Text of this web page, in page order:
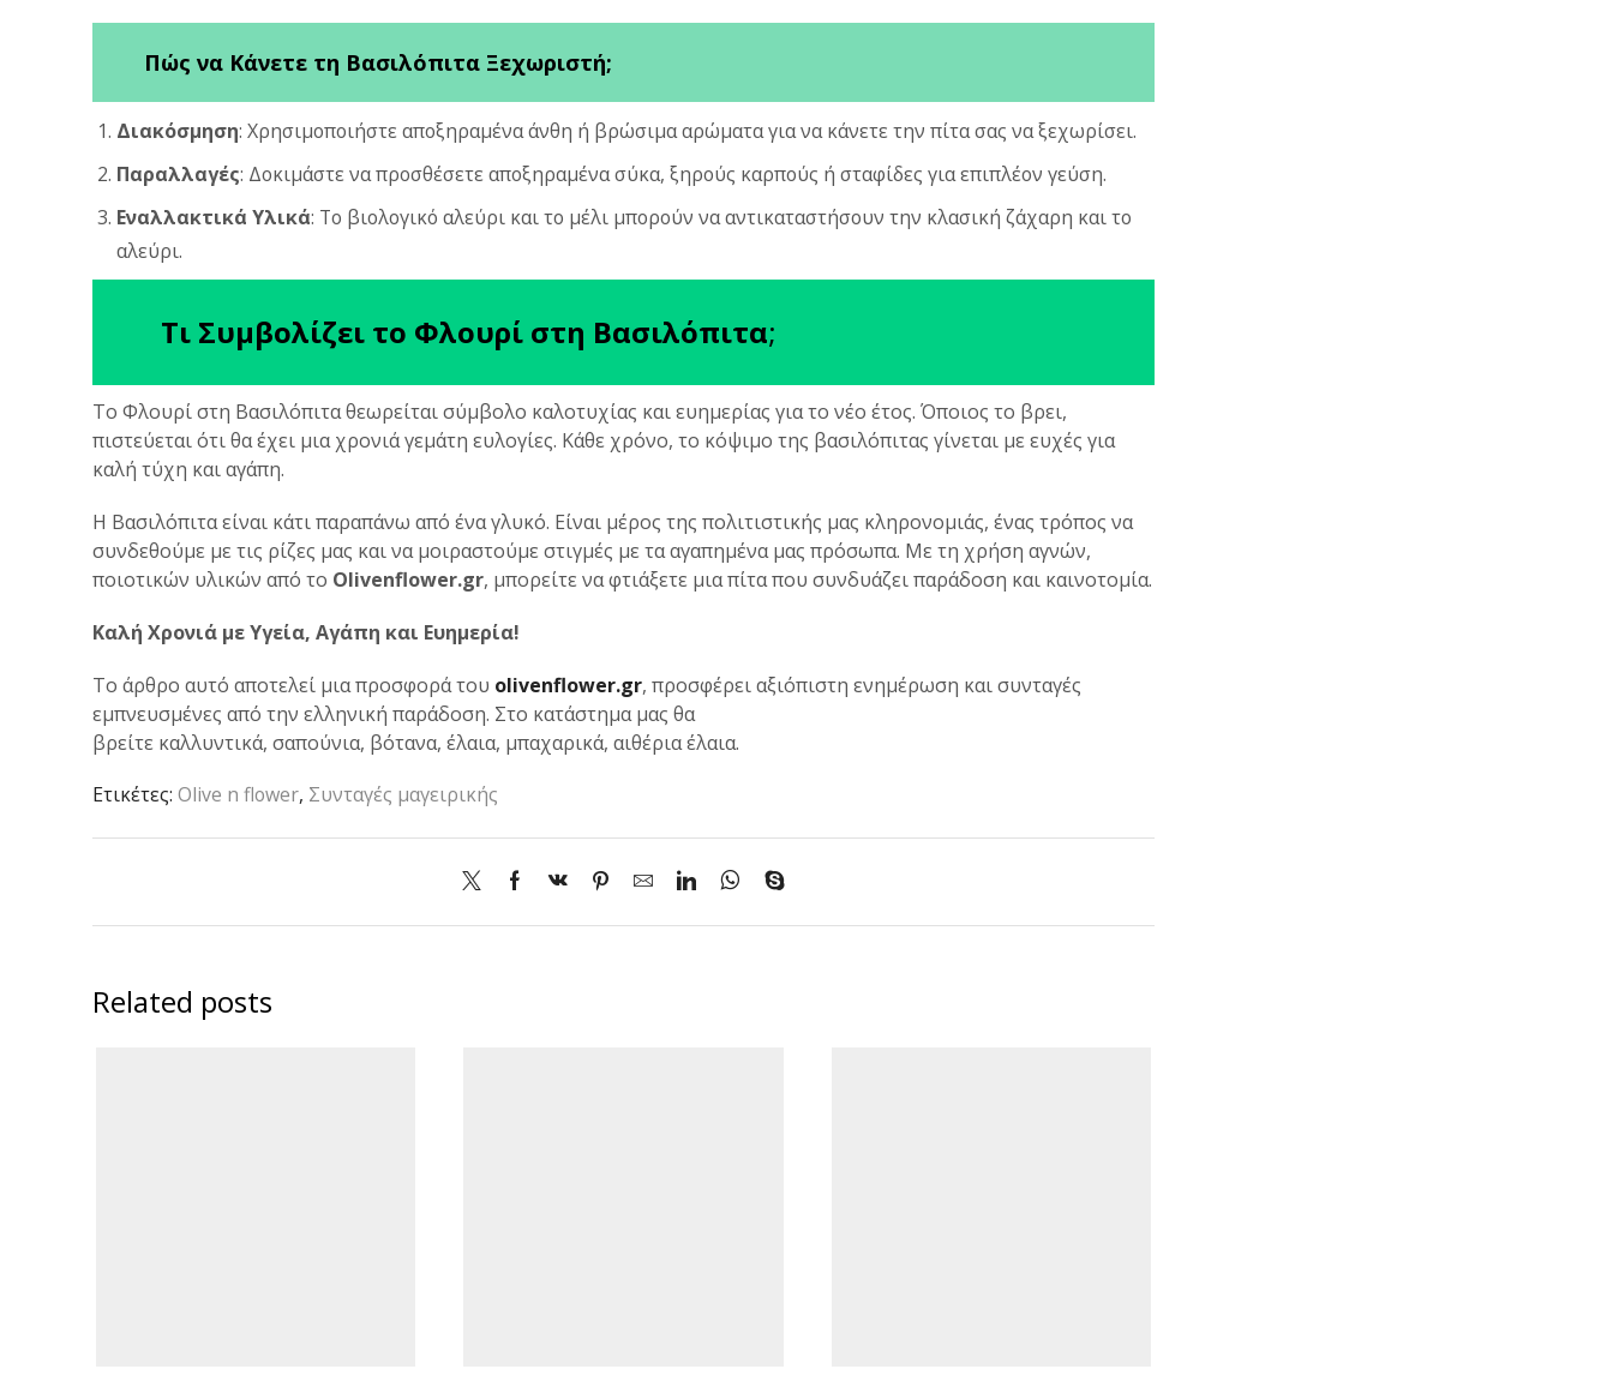
Πώς να Κάνετε τη Βασιλόπιτα Ξεχωριστή;
Διακόσμηση: Χρησιμοποιήστε αποξηραμένα άνθη ή βρώσιμα αρώματα για να κάνετε την πίτα σας να ξεχωρίσει.
Παραλλαγές: Δοκιμάστε να προσθέσετε αποξηραμένα σύκα, ξηρούς καρπούς ή σταφίδες για επιπλέον γεύση.
Εναλλακτικά Υλικά: Το βιολογικό αλεύρι και το μέλι μπορούν να αντικαταστήσουν την κλασική ζάχαρη και το
αλεύρι.
Τι Συμβολίζει το Φλουρί στη Βασιλόπιτα;
Το Φλουρί στη Βασιλόπιτα θεωρείται σύμβολο καλοτυχίας και ευημερίας για το νέο έτος. Όποιος το βρει,
πιστεύεται ότι θα έχει μια χρονιά γεμάτη ευλογίες. Κάθε χρόνο, το κόψιμο της βασιλόπιτας γίνεται με ευχές για
καλή τύχη και αγάπη.
Η Βασιλόπιτα είναι κάτι παραπάνω από ένα γλυκό. Είναι μέρος της πολιτιστικής μας κληρονομιάς, ένας τρόπος να
συνδεθούμε με τις ρίζες μας και να μοιραστούμε στιγμές με τα αγαπημένα μας πρόσωπα. Με τη χρήση αγνών,
ποιοτικών υλικών από το Olivenflower.gr, μπορείτε να φτιάξετε μια πίτα που συνδυάζει παράδοση και καινοτομία.
Καλή Χρονιά με Υγεία, Αγάπη και Ευημερία!
Το άρθρο αυτό αποτελεί μια προσφορά του olivenflower.gr, προσφέρει αξιόπιστη ενημέρωση και συνταγές
εμπνευσμένες από την ελληνική παράδοση. Στο κατάστημα μας θα
βρείτε καλλυντικά, σαπούνια, βότανα, έλαια, μπαχαρικά, αιθέρια έλαια.
Ετικέτες: Olive n flower, Συνταγές μαγειρικής
Related posts